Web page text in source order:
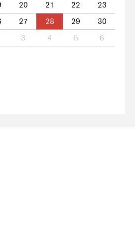
20 21 22
23
27 28 29
30
3 4 5 6